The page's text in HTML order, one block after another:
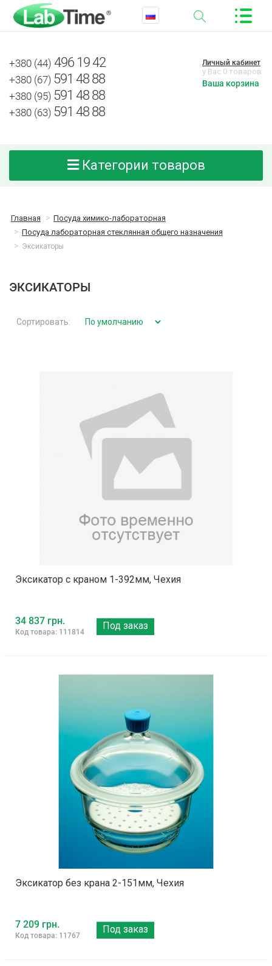
+380 (44) 496 19 42
+380 (67) 591 48 88
+380 (95) 591 48 88
+380 (63) 591 48 88
Личный кабинет
у Вас 0 товаров
Ваша корзина
Категории товаров
Главная
Посуда химико-лабораторная
Посуда лабораторная стеклянная общего назначения
Эксикаторы
ЭКСИКАТОРЫ
Сортировать:
Эксикатор с краном 1-392мм, Чехия
34 837 грн.
Код товара: 111814
Под заказ
Эксикатор без крана 2-151мм, Чехия
7 209 грн.
Код товара: 11767
Под заказ